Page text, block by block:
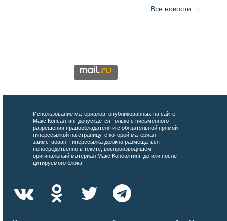
Все новости →
Использование материалов, опубликованных на сайте
Макс Консалтинг допускается только с письменного
разрешения правообладателя и с обязательной прямой
гиперссылкой на страницу, с которой материал
заимствован. Гиперссылка должна размещаться
непосредственно в тексте, воспроизводящем
оригинальный материал Макс Консалтинг, до или после
цитируемого блока.